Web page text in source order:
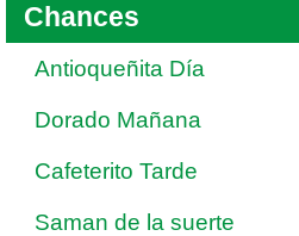
Chances
Antioqueñita Día
Dorado Mañana
Cafeterito Tarde
Saman de la suerte